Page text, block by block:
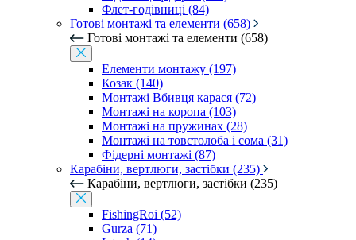
Флет-годівниці (84)
Готові монтажі та елементи (658)
Готові монтажі та елементи (658)
Елементи монтажу (197)
Козак (140)
Монтажі Вбивця карася (72)
Монтажі на коропа (103)
Монтажі на пружинах (28)
Монтажі на товстолоба і сома (31)
Фідерні монтажі (87)
Карабіни, вертлюги, застібки (235)
Карабіни, вертлюги, застібки (235)
FishingRoi (52)
Gurza (71)